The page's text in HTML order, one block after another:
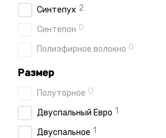
Синтепух 2
Синтепон 0
Полиэфирное волокно 0
Размер
Полуторное 0
Двуспальный Евро 1
Двуспальное 1